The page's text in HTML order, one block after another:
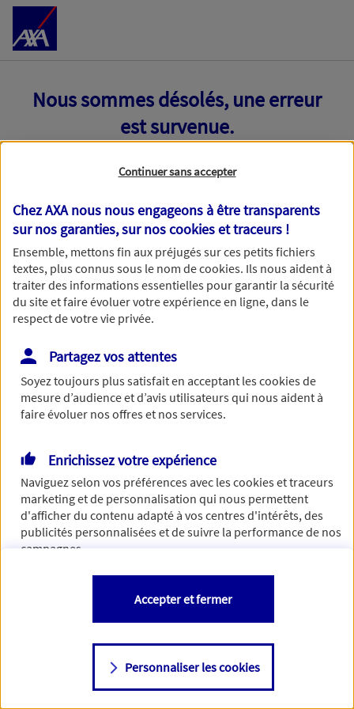
Accéder au Contenu
Nous sommes désolés, une erreur
est survenue.
Toutes nos excuses, une erreur technique nous empêche
de traiter votre demande. N'hésitez pas à rafraichir ce
formulaire dans quelques minutes.
Si besoin, vous pouvez nous joindre via notre page de
contact.
> Nous contacter
Continuer sans accepter
Chez AXA nous nous engageons à être transparents
sur nos garanties, sur noscookies et traceurs !
Ensemble, mettons fin aux préjugés sur ces petits fichiers
textes, plus connus sous le nom decookies. Ils nous aident à
traiter des informations essentielles pour garantir la sécurité
du site et faire évoluer votre expérience en ligne, dans le
respect de votre vie privée.
Partagez vos attentes
Soyez toujours plus satisfait en acceptant lescookiesde
mesure d’audience et d’avis utilisateurs qui nous aident à
faire évoluer nos offres et nos services.
Enrichissez votre expérience
Naviguez selon vos préférences avec lescookies et traceurs
marketing et de personnalisation qui nous permettent
d'afficher du contenu adapté à vos centres d'intérêts, des
publicités personnalisées et de suivre la performance de nos
campagnes.
Vous êtes libre de les accepter, de les refuser comme de
changer d'avis à tout moment en allant sur
Consulter notre politique decookies
Personnaliser les cookies
Accepter et fermer